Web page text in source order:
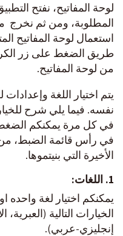
لوحة المفاتيح، نفتح
المطلوبة، ومن ثم نخرج
استعمال لوحة المفاتيح
طريق الضغط على زر
من لوحة المفاتيح.
يتم اختيار اللغة
نفسه. فيما يلي شرح
في كل مرة يمكنكم
في رأس قائمة الضبط، من
الأخيرة التي بنيتموها.
1. اللغات:
يمكنكم اختيار لغة
الخيارات التالية (العبرية،
إنجليزي-عربي).